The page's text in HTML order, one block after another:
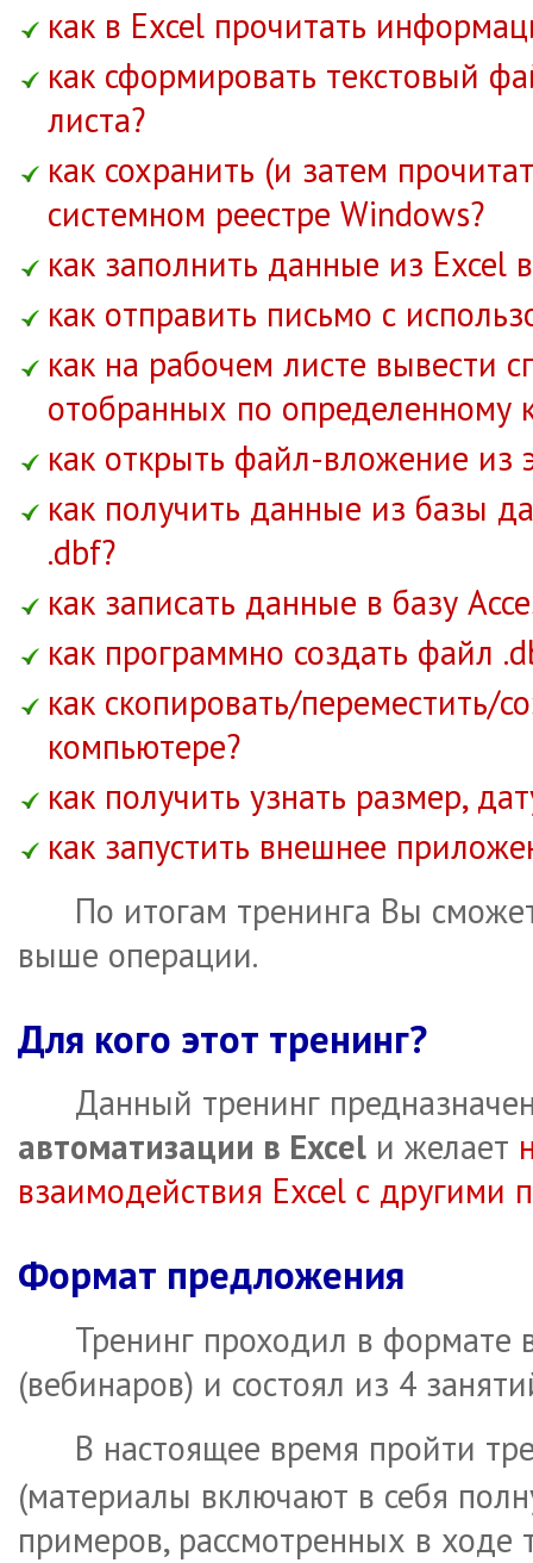
как в Excel прочитать
как сформировать текстовый
листа?
как сохранить (и затем
системном реестре Windows?
как заполнить данные из Excel
как отправить письмо с
как на рабочем листе вывести
отобранных по определенному
как открыть файл-вложение из
как получить данные из базы
.dbf?
как записать данные в базу
как программно создать файл
как скопировать/переместить/
компьютере?
как получить узнать размер,
как запустить внешнее
По итогам тренинга Вы
выше операции.
Для кого этот тренинг?
Данный тренинг
автоматизации в Excel и желает
взаимодействия Excel с другими
Формат предложения
Тренинг проходил в формате
(вебинаров) и состоял из 4
В настоящее время пройти
(материалы включают в себя
примеров, рассмотренных в ходе